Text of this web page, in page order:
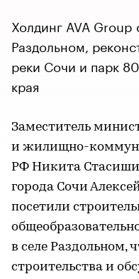
Холдинг AVA
Раздольном,
реки Сочи и парк
края
Заместитель
и жилищно-
РФ Никита
города Сочи
посетили
в селе Раздольном,
строительства и